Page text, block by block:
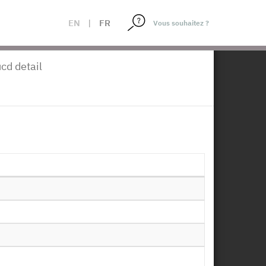
EN | FR
Appariement aux
detail